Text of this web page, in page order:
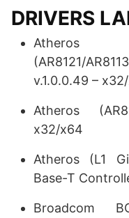
DRIVERS
Atheros
(AR8121/
v.1.0.0.49 –
Atheros
x32/x64
Atheros (L1
Base-T
Broadcom